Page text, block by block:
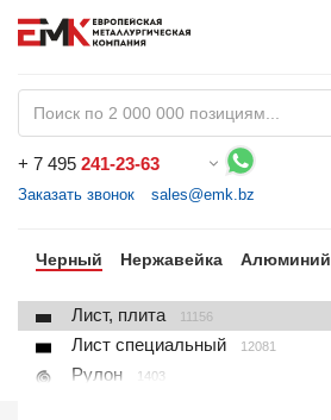
+ 7 495 241-23-63
Заказать звонок sales@emk.bz
Черный Нержавейка Алюминий
Лист, плита 11156
Лист специальный 12081
Рулон 1403